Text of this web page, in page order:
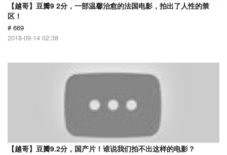
【越哥】豆瓣9 2分，一部温馨治愈的法国电影，拍出了人性的禁
区！
# 669
2018-09-14 02:38
【越哥】豆瓣9.2分，国产片！谁说我们拍不出这样的电影？